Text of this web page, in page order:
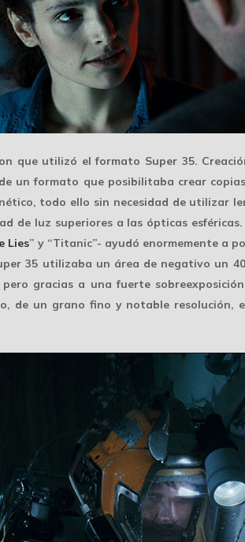
que utilizó el formato Super 35.
un formato que posibilitaba crear
todo ello sin necesidad de utilizar
de luz superiores a las ópticas
Lies” y “Titanic”- ayudó enormemente a
35 utilizaba un área de negativo un
pero gracias a unafuerte sobreexposición
de un grano fino y notable resolución,